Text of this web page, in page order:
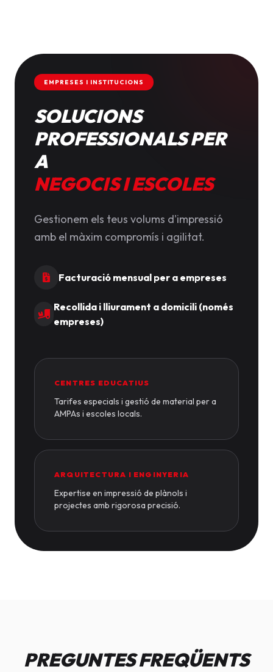
EMPRESES I INSTITUCIONS
SOLUCIONS
PROFESSIONALS PER
A
NEGOCIS I ESCOLES
Gestionem els teus volums d'impressió
amb el màxim compromís i agilitat.
Facturació mensual per a empreses
Recollida i lliurament a domicili (només
empreses)
CENTRES EDUCATIUS
Tarifes especials i gestió de material per a
AMPAs i escoles locals.
ARQUITECTURA I ENGINYERIA
Expertise en impressió de plànols i
projectes amb rigorosa precisió.
PREGUNTES FREQÜENTS